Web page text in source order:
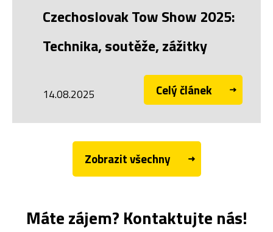
Czechoslovak Tow Show 2025:
Technika, soutěže, zážitky
14.08.2025 Celý článek
Zobrazit všechny
Máte zájem? Kontaktujte nás!